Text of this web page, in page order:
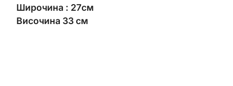
Широчина : 27см
Височина 33 см